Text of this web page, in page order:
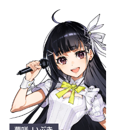
セルフプロデュース
儚さの舞姫
レジェンド
桜が丘学園昭和ポップス
ライオンガールズ
アニ
影の努力家
ギャル
萩原さくらの妹
弾き語
ポジティブ
水月劇場
レビューショー
もんじ
ウタヒメカフェアルバイト